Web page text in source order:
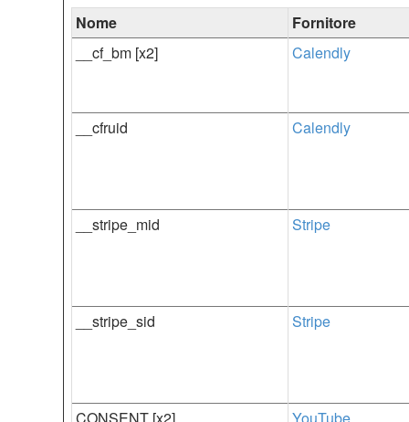
Nome
Fornitore
__cf_bm [x2]
Calendly
__cfruid Calendly
__stripe_mid Stripe
__stripe_sid Stripe